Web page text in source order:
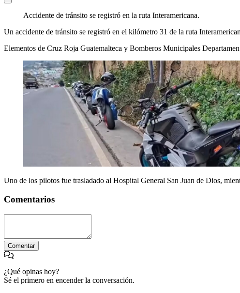
Accidente de tránsito se registró en la ruta Interamericana.
Un accidente de tránsito se registró en el kilómetro 31 de la ruta
Elementos de Cruz Roja Guatemalteca y Bomberos Municipales
Uno de los pilotos fue trasladado al Hospital General San Juan de Dios,
Comentarios
Comentar
¿Qué opinas hoy?
Sé el primero en encender la conversación.